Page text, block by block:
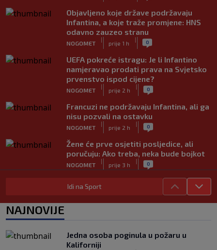
Objavljeno koje države podržavaju
Infantina, a koje traže promjene: HNS
odavno zauzeo stranu
NOGOMET
|
prije 1 h
| 0
UEFA pokreće istragu: Je li Infantino
namjeravao prodati prava na Svjetsko
prvenstvo ispod cijene?
NOGOMET
|
prije 2 h
| 0
Francuzi ne podržavaju Infantina, ali ga
nisu pozvali na ostavku
NOGOMET
|
prije 2 h
| 0
Žene će prve osjetiti posljedice, ali
poručuju: Ako treba, neka bude bojkot
NOGOMET
|
prije 3 h
| 0
Zvanično: Samed Baždar ima novi klub,
zadužio broj sa velikom "težinom"
NOGOMET prije 5 h
se pitaju gdje je i šta radi (VIDEO)
Idi na Sport
NAJNOVIJE
Jedna osoba poginula u požaru u
Kaliforniji